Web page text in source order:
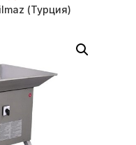
(Турция)